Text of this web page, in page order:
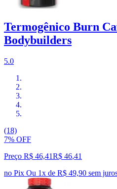
Termogênico Burn
Bodybuilders
5.0
(18)
7% OFF
Preço R$ 46,41R$ 46,41
no Pix Ou 1x de R$ 49,90 sem